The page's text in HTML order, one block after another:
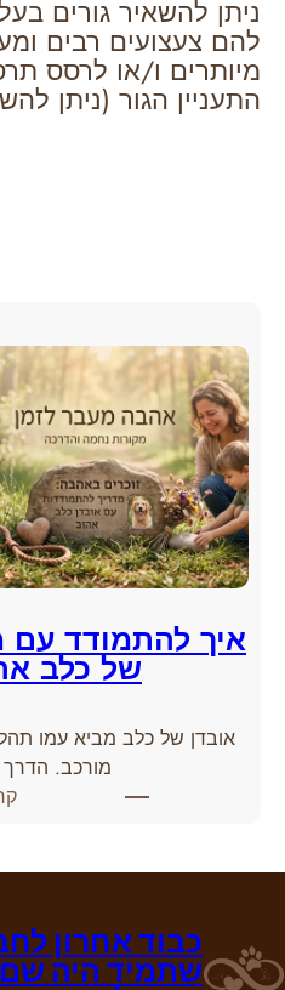
ניתן להשאיר גורים
להם צעצועים רבים
מיותרים ו/או לרסס
התעניין הגור (ניתן
איך להתמודד עם
של כלב
אובדן של כלב מביא עמו
מורכב.
כבוד אחרון
שתמיד היה שם